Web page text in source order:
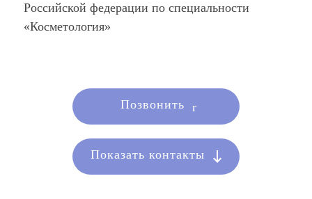
Российской федерации по специальности
«Косметология»
Позвонить
Показать контакты